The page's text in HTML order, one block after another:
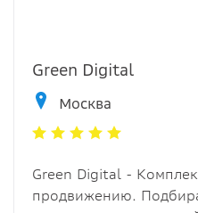
Green Digital
Москва
Green Digital -
продвижению.